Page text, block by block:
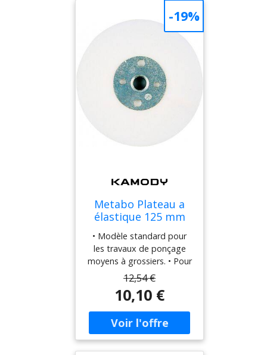
Conception : droite
(droite) • Tours maximum
par minute : 12 200 tr/min
(diamètre x épaisseur x
alésage) : 125 x 1 x 22,23
mm • Classe de qualité : A
60-T>
Metabo Plateau a
élastique 125 mm
M14, modele
standard 623278000
• Modèle standard pour
les travaux de ponçage
moyens à grossiers. • Pour
utiliser des meules en
fibres. • Tous les plateaux
sont équipés d’un écrou
de serrage. Vitesse de
travail maximale 80 m/sec..
Caractéristiques
techniques • Diamètre: 122
12,54 €
10,10 €
-19%